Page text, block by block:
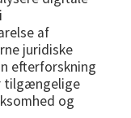
af
juridiske
efterforskning
tilgængelige
og